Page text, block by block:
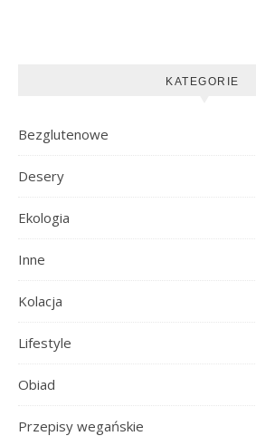
KATEGORIE
Bezglutenowe
Desery
Ekologia
Inne
Kolacja
Lifestyle
Obiad
Przepisy wegańskie